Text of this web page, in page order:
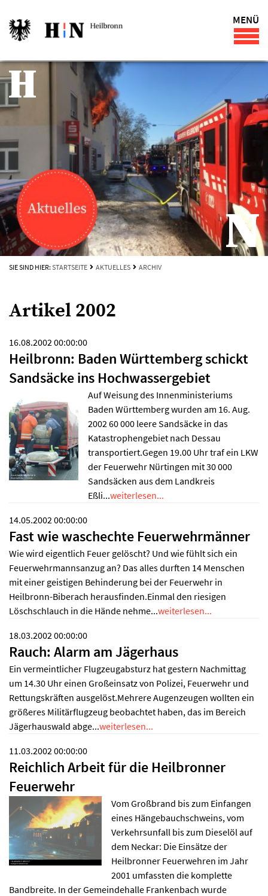
MENÜ
SIE SIND HIER: STARTSEITE AKTUELLES ARCHIV
Artikel 2002
16.08.2002 00:00:00
Heilbronn: Baden Württemberg schickt
Sandsäcke ins Hochwassergebiet
Auf Weisung des Innenministeriums
Baden Württemberg wurden am 16. Aug.
2002 60 000 leere Sandsäcke in das
Katastrophengebiet nach Dessau
transportiert.Gegen 19.00 Uhr traf ein LKW
der Feuerwehr Nürtingen mit 30 000
Sandsäcken aus dem Landkreis
Eßli...weiterlesen...
14.05.2002 00:00:00
Fast wie waschechte Feuerwehrmänner
Wie wird eigentlich Feuer gelöscht? Und wie fühlt sich ein
Feuerwehrmannsanzug an? Das alles durften 14 Menschen
mit einer geistigen Behinderung bei der Feuerwehr in
Heilbronn-Biberach herausfinden.Einmal den riesigen
Löschschlauch in die Hände nehme...weiterlesen...
18.03.2002 00:00:00
Rauch: Alarm am Jägerhaus
Ein vermeintlicher Flugzeugabsturz hat gestern Nachmittag
um 14.30 Uhr einen Großeinsatz von Polizei, Feuerwehr und
Rettungskräften ausgelöst.Mehrere Augenzeugen wollten ein
größeres Militärflugzeug beobachtet haben, das im Bereich
Jägerhauswald abge...weiterlesen...
11.03.2002 00:00:00
Reichlich Arbeit für die Heilbronner
Feuerwehr
Vom Großbrand bis zum Einfangen
eines Hängebauchschweins, vom
Verkehrsunfall bis zum Dieselöl auf
dem Neckar: Die Einsätze der
Heilbronner Feuerwehren im Jahr
2001 umfassten die komplette
Bandbreite. In der Gemeindehalle Frankenbach wurde